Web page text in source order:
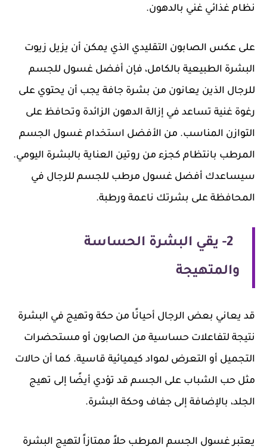
نظام غذائي غني بالدهون.
على عكس الصابون التقليدي الذي يمكن أن يزيل زيوت
البشرة الطبيعية بالكامل، فإن أفضل غسول للجسم
للرجال الذين يعانون من بشرة جافة يجب أن يحتوي على
رغوة غنية تساعد في إزالة الدهون الزائدة وتحافظ على
التوازن المناسب. من الأفضل استخدام غسول الجسم
المرطب بانتظام كجزء من روتين العناية بالبشرة اليومي.
سيساعدك أفضل غسول مرطب للجسم للرجال في
المحافظة على بشرتك ناعمة ورطبة.
2- يقي البشرة الحساسة
والمتهيجة
قد يعاني بعض الرجال أحيانًا من حكة وتهيج في البشرة
نتيجة لتفاعلات حساسية من الصابون أو مستحضرات
التجميل أو التعرض لمواد كيميائية قاسية. كما أن حالات
مثل حب الشباب على الجسم قد تؤدي أيضًا إلى تهيج
الجلد، بالإضافة إلى جفاف وحكة البشرة.
يعتبر غسول الجسم المرطب حلاً ممتازاً لتهيج البشرة